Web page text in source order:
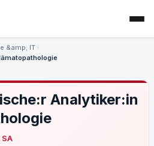
&amp; IT
Analytiker:in
SA